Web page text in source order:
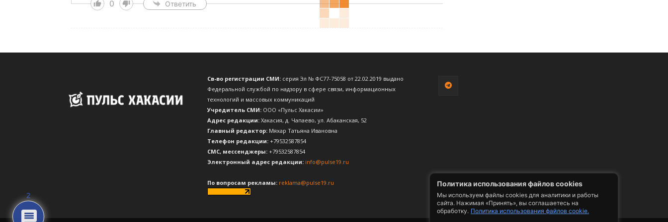
Политика использования файлов cookies
Мы используем файлы cookies для аналитики и работы
сайта. Нажимая «Принять», вы соглашаетесь на
обработку. Политика использования файлов cookie.
0 Ответить
Св-во регистрации СМИ: серия Эл № ФС77-75058 от 22.02.2019 выдано
Федеральной службой по надзору в сфере связи, информационных
технологий и массовых коммуникаций
Учредитель СМИ: ООО «Пульс Хакасии»
Адрес редакции: Хакасия, д. Чапаево, ул. Абаканская, 52
Главный редактор: Мяхар Татьяна Ивановна
Телефон редакции: +79532587854
CМС, мессенджеры: +79532587854
Электронный адрес редакции: info@pulse19.ru
По вопросам рекламы: reklama@pulse19.ru
2